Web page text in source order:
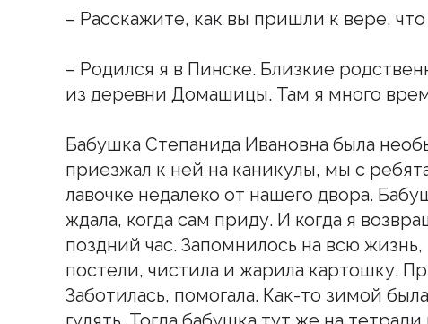
– Расскажите, как вы пришли к вере,
– Родился я в Пинске. Близкие
из деревни Домашицы. Там я много
Бабушка Степанида Ивановна была
приезжал к ней на каникулы, мы с
лавочке недалеко от нашего двора.
ждала, когда сам приду. И когда я
поздний час. Запомнилось на всю жизнь,
постели, чистила и жарила картошку.
Заботилась, помогала. Как-то зимой